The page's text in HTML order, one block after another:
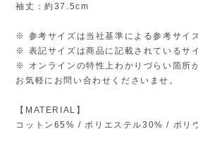
袖丈：約37.5cm
※ 参考サイズは当社基準による参考サイ
※ 表記サイズは商品に記載されているサ
※ オンラインの特性上わかりづらい箇所
お気軽にお問い合わせくださいませ。
【MATERIAL】
コットン65% / ポリエステル30% / ポリ